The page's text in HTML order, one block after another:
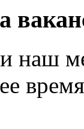
наш
время